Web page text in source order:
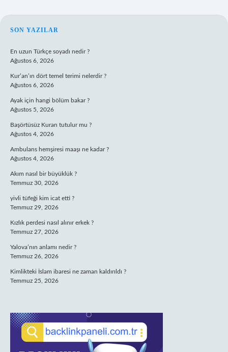
SIDEBAR
SON YAZILAR
En uzun Türkçe soyadı nedir ?
Ağustos 6, 2026
Kur’an’ın dört temel terimi nelerdir ?
Ağustos 6, 2026
Ayak için hangi bölüm bakar ?
Ağustos 5, 2026
Başörtüsüz Kuran tutulur mu ?
Ağustos 4, 2026
Ambulans hemşiresi maaşı ne kadar ?
Ağustos 4, 2026
Akım nasıl bir büyüklük ?
Temmuz 30, 2026
yivli tüfeği kim icat etti ?
Temmuz 29, 2026
Kızlık perdesi nasıl alınır erkek ?
Temmuz 27, 2026
Yalova’nın anlamı nedir ?
Temmuz 26, 2026
Kimlikteki İslam ibaresi ne zaman kaldırıldı ?
Temmuz 25, 2026